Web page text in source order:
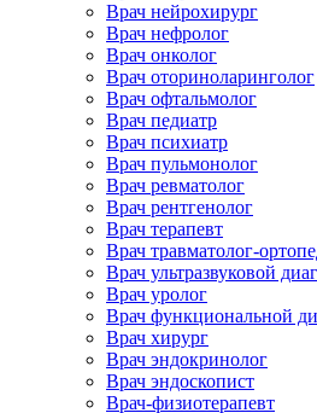
Врач нейрохирург
Врач нефролог
Врач онколог
Врач оториноларинголог
Врач офтальмолог
Врач педиатр
Врач психиатр
Врач пульмонолог
Врач ревматолог
Врач рентгенолог
Врач терапевт
Врач травматолог-
Врач ультразвуковой
Врач уролог
Врач функциональной
Врач хирург
Врач эндокринолог
Врач эндоскопист
Врач-физиотерапевт